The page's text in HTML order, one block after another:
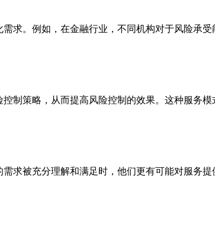
求。例如，在金融行业，不同机构对于风险承
制策略，从而提高风险控制的效果。这种服务
求被充分理解和满足时，他们更有可能对服务提